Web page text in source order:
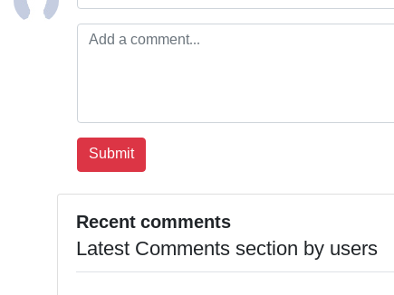
Recent comments
Latest Comments section by users